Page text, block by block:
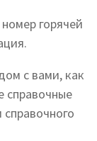
горячей
с вами, как
справочные